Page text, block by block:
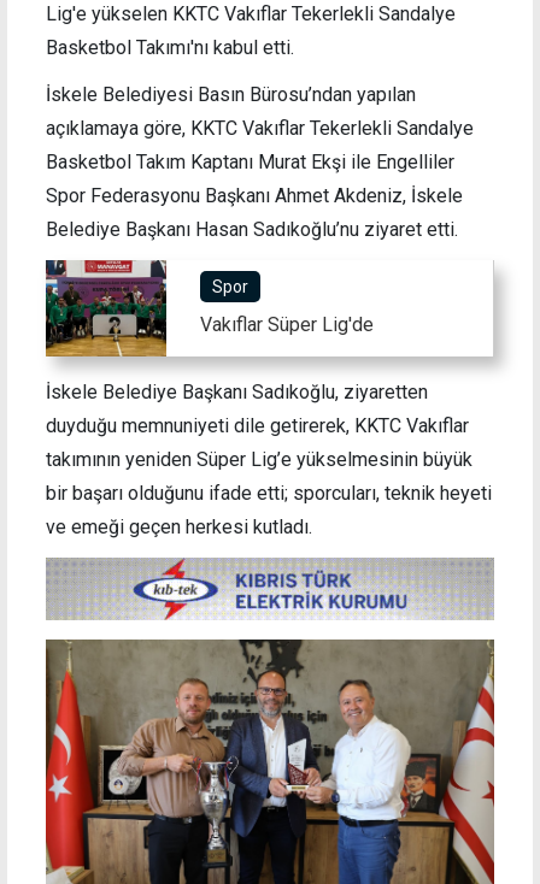
Lig'e yükselen KKTC Vakıflar Tekerlekli Sandalye
Basketbol Takımı'nı kabul etti.
İskele Belediyesi Basın Bürosu’ndan yapılan
açıklamaya göre, KKTC Vakıflar Tekerlekli Sandalye
Basketbol Takım Kaptanı Murat Ekşi ile Engelliler
Spor Federasyonu Başkanı Ahmet Akdeniz, İskele
Belediye Başkanı Hasan Sadıkoğlu’nu ziyaret etti.
Spor
Vakıflar Süper Lig'de
İskele Belediye Başkanı Sadıkoğlu, ziyaretten
duyduğu memnuniyeti dile getirerek, KKTC Vakıflar
takımının yeniden Süper Lig’e yükselmesinin büyük
bir başarı olduğunu ifade etti; sporcuları, teknik heyeti
ve emeği geçen herkesi kutladı.